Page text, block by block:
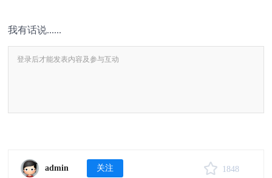
我有话说......
admin 关注 1848